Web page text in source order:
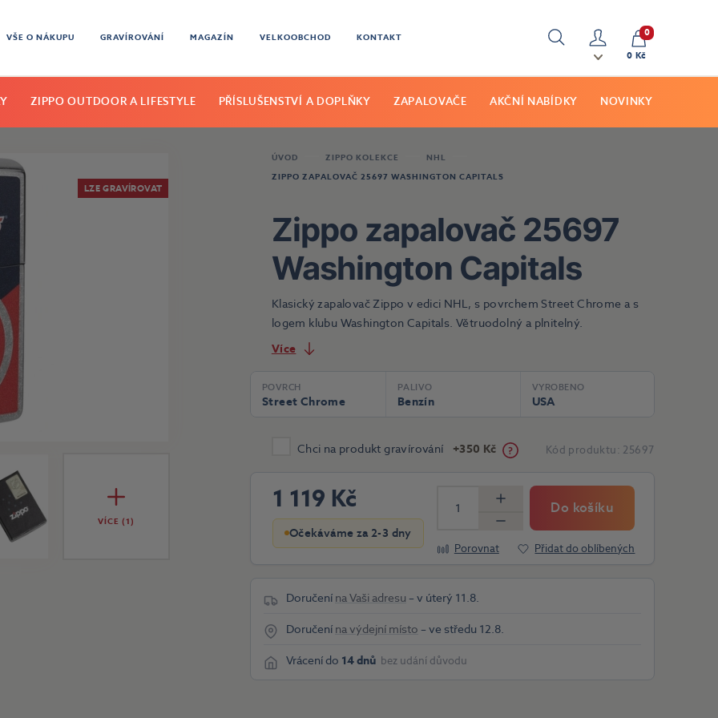
VŠE O NÁKUPU GRAVÍROVÁNÍ MAGAZÍN VELKOOBCHOD KONTAKT
Hledat
Můj
0
0 Kč
ZIPPO OUTDOOR A LIFESTYLE PŘÍSLUŠENSTVÍ A DOPLŇKY ZAPALOVAČE AKČNÍ NABÍDKY NOVINKY
LZE GRAVÍROVAT
VÍCE (1)
ÚVOD ZIPPO KOLEKCE
NHL
ZIPPO ZAPALOVAČ 25697 WASHINGTON CAPITALS
Zippo zapalovač 25697
Washington Capitals
Klasický zapalovač Zippo v edici NHL, s povrchem Street Chrome a s
logem klubu Washington Capitals. Větruodolný a plnitelný.
Více
POVRCH
Street Chrome
PALIVO
Benzín
VYROBENO
USA
Chci na produkt gravírování +350 Kč Kód produktu: 25697
1 119 Kč
Očekáváme za 2-3 dny
Více
Do košíku
Porovnat Přidat do oblíbených
Doručení na Vaši adresu – v úterý 11.8.
Doručení na výdejní místo – ve středu 12.8.
Vrácení do 14 dnů bez udání důvodu